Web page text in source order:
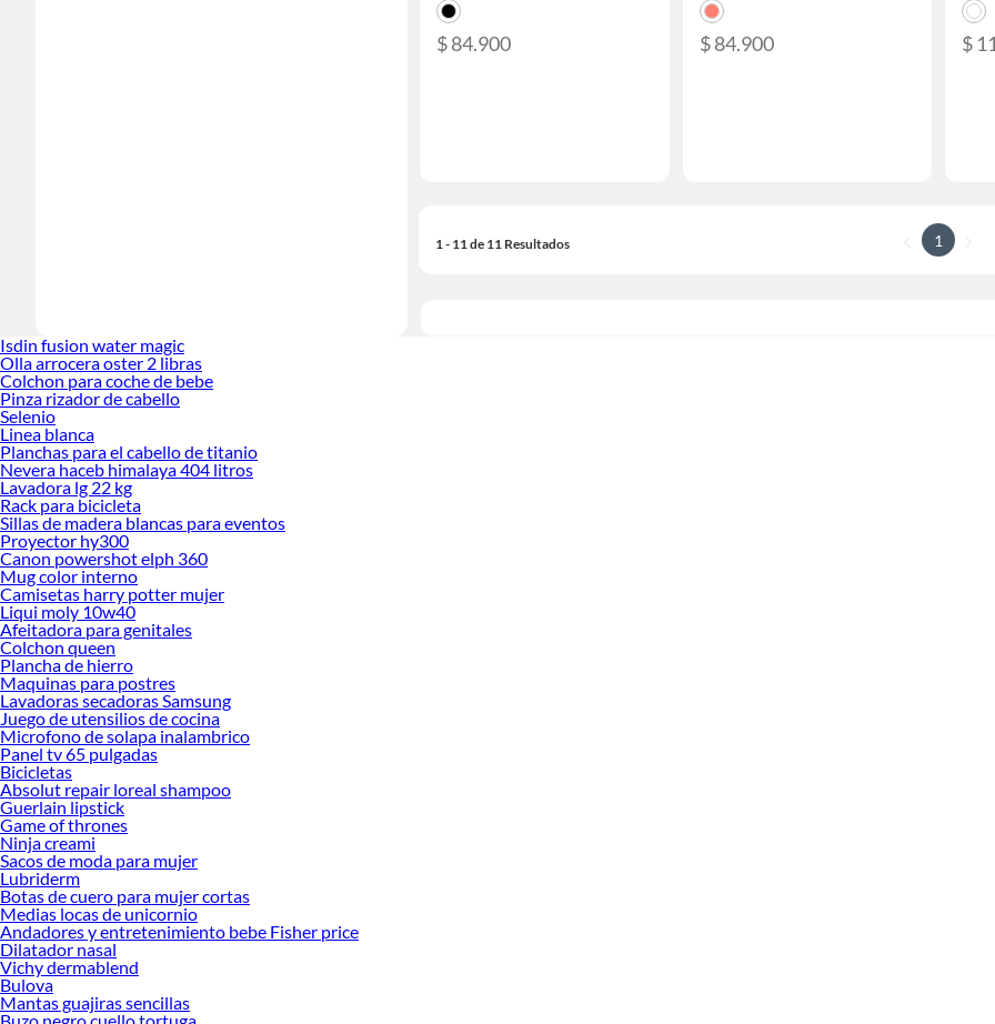
$ 84.900 $ 84.900 $
1 - 11 de 11 Resultados 1
Isdin fusion water magic
Olla arrocera oster 2 libras
Colchon para coche de bebe
Pinza rizador de cabello
Selenio
Linea blanca
Planchas para el cabello de titanio
Nevera haceb himalaya 404 litros
Lavadora lg 22 kg
Rack para bicicleta
Sillas de madera blancas para eventos
Proyector hy300
Canon powershot elph 360
Mug color interno
Camisetas harry potter mujer
Liqui moly 10w40
Afeitadora para genitales
Colchon queen
Plancha de hierro
Maquinas para postres
Lavadoras secadoras Samsung
Juego de utensilios de cocina
Microfono de solapa inalambrico
Panel tv 65 pulgadas
Bicicletas
Absolut repair loreal shampoo
Guerlain lipstick
Game of thrones
Ninja creami
Sacos de moda para mujer
Lubriderm
Botas de cuero para mujer cortas
Medias locas de unicornio
Andadores y entretenimiento bebe Fisher price
Dilatador nasal
Vichy dermablend
Bulova
Mantas guajiras sencillas